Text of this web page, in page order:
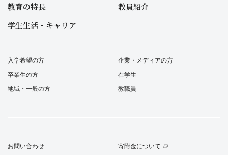
教育の特長
学生生活・キャリア
教員紹介
入学希望の方
卒業生の方
地域・一般の方
企業・メディアの方
在学生
教職員
お問い合わせ 寄附金について